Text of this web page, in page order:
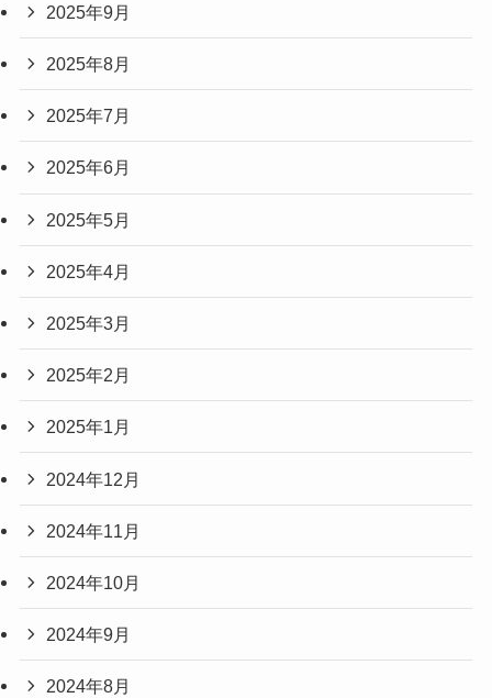
2025年9月
2025年8月
2025年7月
2025年6月
2025年5月
2025年4月
2025年3月
2025年2月
2025年1月
2024年12月
2024年11月
2024年10月
2024年9月
2024年8月